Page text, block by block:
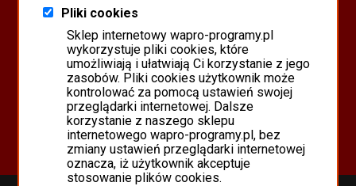
PROGRAMY WAPRO ERP
PROGRAMY MISTRAL
SYSTEM SCANMAG
Oferta
Programy Asseco WAPRO
Odnowienia 365 i aktualizacje
Pliki cookies
Sklep internetowy wapro-programy.pl
wykorzystuje pliki cookies, które
umożliwiają i ułatwiają Ci korzystanie z jego
zasobów. Pliki cookies użytkownik może
kontrolować za pomocą ustawień swojej
przeglądarki internetowej. Dalsze
korzystanie z naszego sklepu
internetowego wapro-programy.pl, bez
zmiany ustawień przeglądarki internetowej
oznacza, iż użytkownik akceptuje
stosowanie plików cookies.